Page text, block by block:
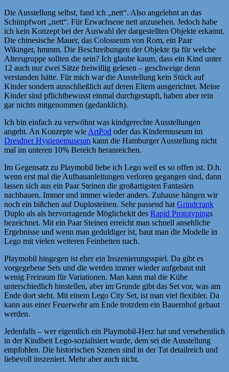
Die Ausstellung selbst, fand ich „nett“. Also angelehnt an das
Schimpfwort „nett“. Für Erwachsene nett anzusehen. Jedoch habe
ich kein Konzept bei der Auswahl der dargestellten Objekte erkannt.
Die chinesische Mauer, das Colosseum von Rom, ein Paar
Wikinger, hmmm. Die Beschreibungen der Objekte tja für welche
Altersgruppe sollten die sein? Ich glaube kaum, dass ein Kind unter
12 auch nur zwei Sätze freiwillig gelesen – geschweige denn
verstanden hätte. Für mich war die Ausstellung kein Stück auf
Kinder sondern ausschließlich auf deren Eltern ausgerichtet. Meine
Kinder sind pflichtbewusst einmal durchgestapft, haben aber rein
gar nichts mitgenommen (gedanklich).
Ich bin einfach zu verwöhnt was kindgerechte Ausstellungen
angeht. An Konzepte wie ArtPod oder das Kindermuseum im
Dresdner Hygienemuseum kann die Hamburger Ausstellung nicht
mal im unteren 10% Bereich heranreichen.
Im Gegensatz zu Playmobil liebe ich Lego weil es so offen ist. D.h.
wenn erst mal die Aufbauanleitungen verloren gegangen sind, dann
lassen sich aus ein Paar Steinen die großartigsten Fantasien
nachbauen. Immer und immer wieder anders. Zuhause hängen wir
noch ein bißchen auf Duplosteinen. Sehr passend hat Grindcrank
Duplo als als hervorragende Möglichekit des Rapid Prototypings
bezeichnet. Mit ein Paar Steinen erreicht man schnell ansehliche
Ergebnisse und wenn man geduldiger ist, baut man die Modelle in
Lego mit vielen weiteren Feinheiten nach.
Playmobil hingegen ist eher ein Inszenierungsspiel. Da gibt es
vorgegebene Sets und die werden immer wieder aufgebaut mit
wenig Freiraum für Variationen. Man kann mal die Kühe
unterschiedlich hinstellen, aber im Grunde gibt das Set vor, was am
Ende dort steht. Mit einem Lego City Set, ist man viel flexibler. Da
kann aus einer Feuerwehr am Ende trotzdem ein Bauernhof gebaut
werden.
Jedenfalls – wer eigentlich ein Playmobil-Herz hat und versehentlich
in der Kindheit Lego-sozialisiert wurde, dem sei die Ausstellung
empfohlen. Die historischen Szenen sind in der Tat detailreich und
liebevoll inszeniert. Mehr aber auch nicht.